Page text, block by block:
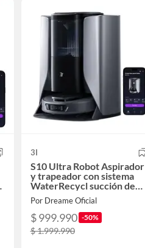
3I
S10 Ultra Robot Aspirador
y trapeador con sistema
WaterRecycl succión de
13000Pa
Por Dreame Oficial
$ 999.990 -50%
$ 1.999.990